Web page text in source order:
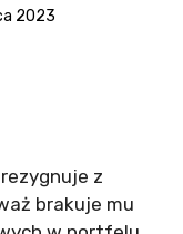
2023
z
brakuje mu